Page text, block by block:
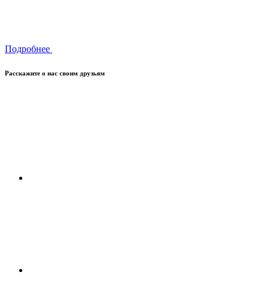
Подробнее
Расскажите о нас своим друзьям